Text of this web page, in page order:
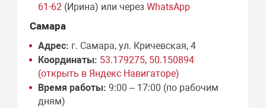
61-62 (Ирина) или черезWhatsApp
Самара
Адрес: г. Самара, ул. Кричевская, 4
Координаты: 53.179275, 50.150894
(открыть в Яндекс Навигаторе)
Время работы: 9:00 – 17:00 (по рабочим
дням)